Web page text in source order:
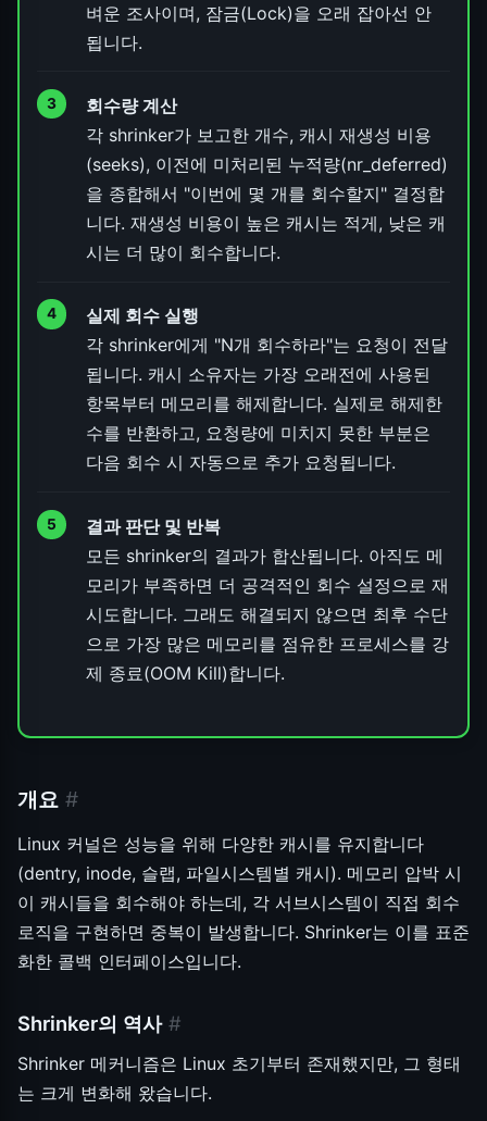
벼운 조사이며, 잠금(Lock)을 오래 잡아선 안
됩니다.
회수량 계산
각 shrinker가 보고한 개수, 캐시 재생성 비용
(seeks), 이전에 미처리된 누적량(nr_deferred)
을 종합해서 "이번에 몇 개를 회수할지" 결정합
니다. 재생성 비용이 높은 캐시는 적게, 낮은 캐
시는 더 많이 회수합니다.
실제 회수 실행
각 shrinker에게 "N개 회수하라"는 요청이 전달
됩니다. 캐시 소유자는 가장 오래전에 사용된
항목부터 메모리를 해제합니다. 실제로 해제한
수를 반환하고, 요청량에 미치지 못한 부분은
다음 회수 시 자동으로 추가 요청됩니다.
결과 판단 및 반복
모든 shrinker의 결과가 합산됩니다. 아직도 메
모리가 부족하면 더 공격적인 회수 설정으로 재
시도합니다. 그래도 해결되지 않으면 최후 수단
으로 가장 많은 메모리를 점유한 프로세스를 강
제 종료(OOM Kill)합니다.
개요 #
Linux 커널은 성능을 위해 다양한 캐시를 유지합니다
(dentry, inode, 슬랩, 파일시스템별 캐시). 메모리 압박 시
이 캐시들을 회수해야 하는데, 각 서브시스템이 직접 회수
로직을 구현하면 중복이 발생합니다. Shrinker는 이를 표준
화한 콜백 인터페이스입니다.
Shrinker의 역사 #
Shrinker 메커니즘은 Linux 초기부터 존재했지만, 그 형태
는 크게 변화해 왔습니다.